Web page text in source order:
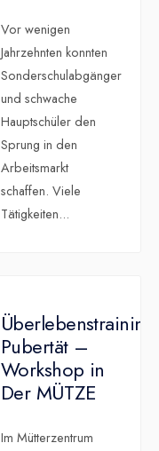
Vor wenigen
Jahrzehnten konnten
Sonderschulabgänger
und schwache
Hauptschüler den
Sprung in den
Arbeitsmarkt
schaffen. Viele
Tätigkeiten...
Überlebenstraining
Pubertät –
Workshop in
Der MÜTZE
Im Mütterzentrum